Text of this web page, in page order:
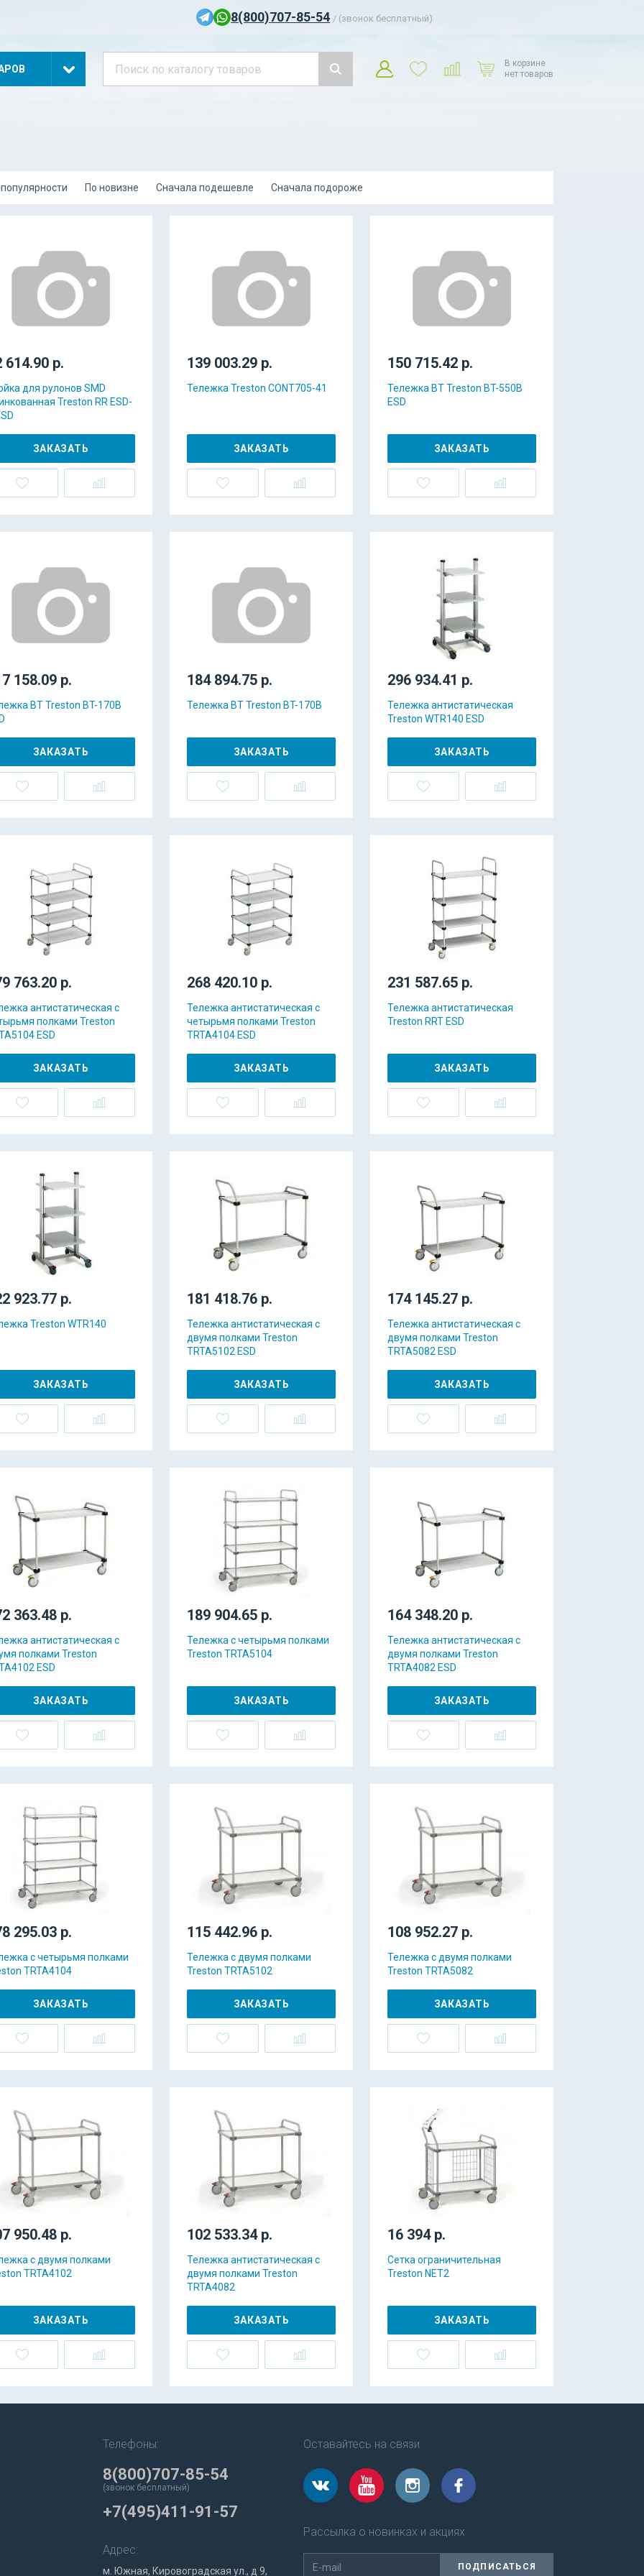
8(800)707-85-54 / (звонок бесплатный)
В корзине
нет товаров
По новизне Сначала подешевле Сначала подороже
614.90 р.
для рулонов SMD
Treston RR ESD-
ЗАКАЗАТЬ
139 003.29 р.
Тележка Treston CONT705-41
ЗАКАЗАТЬ
150 715.42 р.
Тележка BT Treston BT-550B
ESD
ЗАКАЗАТЬ
158.09 р.
BT Treston BT-170B
ЗАКАЗАТЬ
184 894.75 р.
Тележка BT Treston BT-170B
ЗАКАЗАТЬ
296 934.41 р.
Тележка антистатическая
Treston WTR140 ESD
ЗАКАЗАТЬ
763.20 р.
антистатическая с
полками Treston
ESD
ЗАКАЗАТЬ
268 420.10 р.
Тележка антистатическая с
четырьмя полками Treston
TRTA4104 ESD
ЗАКАЗАТЬ
231 587.65 р.
Тележка антистатическая
Treston RRT ESD
ЗАКАЗАТЬ
923.77 р.
Treston WTR140
ЗАКАЗАТЬ
181 418.76 р.
Тележка антистатическая с
двумя полками Treston
TRTA5102 ESD
ЗАКАЗАТЬ
174 145.27 р.
Тележка антистатическая с
двумя полками Treston
TRTA5082 ESD
ЗАКАЗАТЬ
363.48 р.
антистатическая с
полками Treston
ESD
ЗАКАЗАТЬ
189 904.65 р.
Тележка с четырьмя полками
Treston TRTA5104
ЗАКАЗАТЬ
164 348.20 р.
Тележка антистатическая с
двумя полками Treston
TRTA4082 ESD
ЗАКАЗАТЬ
295.03 р.
с четырьмя полками
TRTA4104
ЗАКАЗАТЬ
115 442.96 р.
Тележка с двумя полками
Treston TRTA5102
ЗАКАЗАТЬ
108 952.27 р.
Тележка с двумя полками
Treston TRTA5082
ЗАКАЗАТЬ
950.48 р.
с двумя полками
TRTA4102
ЗАКАЗАТЬ
102 533.34 р.
Тележка антистатическая с
двумя полками Treston
TRTA4082
ЗАКАЗАТЬ
16 394 р.
Сетка ограничительная
Treston NET2
ЗАКАЗАТЬ
Телефоны:
8(800)707-85-54
(звонок бесплатный)
+7(495)411-91-57
Адрес:
м. Южная, Кировоградская ул., д 9,
Оставайтесь на связи
Рассылка о новинках и акциях
ПОДПИСАТЬСЯ